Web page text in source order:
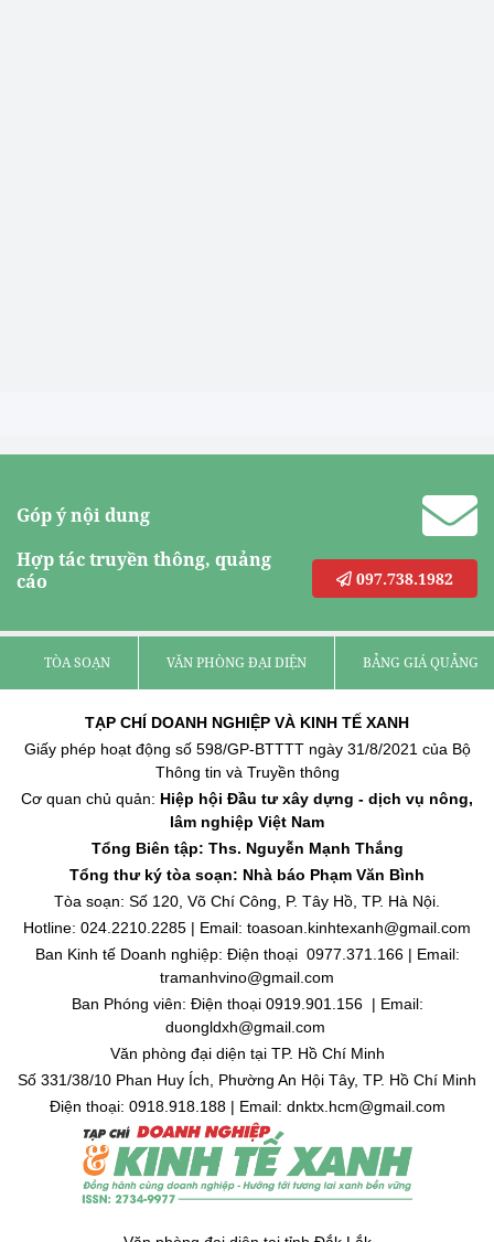
Góp ý nội dung
Hợp tác truyền thông, quảng
cáo
097.738.1982
TÒA SOẠN VĂN PHÒNG ĐẠI DIỆN BẢNG GIÁ QUẢNG
TẠP CHÍ DOANH NGHIỆP VÀ KINH TẾ XANH
Giấy phép hoạt động số 598/GP-BTTTT ngày 31/8/2021 của Bộ
Thông tin và Truyền thông
Cơ quan chủ quản: Hiệp hội Đầu tư xây dựng - dịch vụ nông,
lâm nghiệp Việt Nam
Tổng Biên tập: Ths. Nguyễn Mạnh Thắng
Tổng thư ký tòa soạn: Nhà báo Phạm Văn Bình
Tòa soạn: Số 120, Võ Chí Công, P. Tây Hồ, TP. Hà Nội.
Hotline: 024.2210.2285 | Email: toasoan.kinhtexanh@gmail.com
Ban Kinh tế Doanh nghiệp: Điện thoại 0977.371.166 | Email:
tramanhvino@gmail.com
Ban Phóng viên: Điện thoại 0919.901.156 | Email:
duongldxh@gmail.com
Văn phòng đại diện tại TP. Hồ Chí Minh
Số 331/38/10 Phan Huy Ích, Phường An Hội Tây, TP. Hồ Chí Minh
Điện thoại: 0918.918.188 | Email: dnktx.hcm@gmail.com